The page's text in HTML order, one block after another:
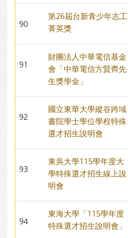
90
第26屆台新青少年志工
菁英獎
91
財團法人中華電信基金
會「中華電信方賢齊先
生獎學金」
92
國立東華大學縱谷跨域
書院學士學位學程特殊
選才招生說明會
93
東吳大學115學年度大
學特殊選才招生線上說
明會
94
東海大學「115學年度
特殊選才招生說明會」